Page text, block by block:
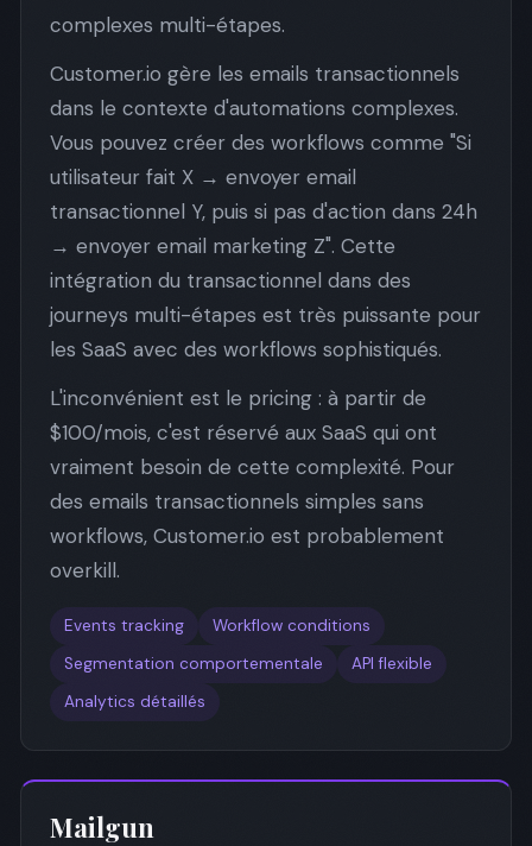
complexes multi-étapes.
Customer.io gère les emails transactionnels
dans le contexte d'automations complexes.
Vous pouvez créer des workflows comme "Si
utilisateur fait X → envoyer email
transactionnel Y, puis si pas d'action dans 24h
→ envoyer email marketing Z". Cette
intégration du transactionnel dans des
journeys multi-étapes est très puissante pour
les SaaS avec des workflows sophistiqués.
L'inconvénient est le pricing : à partir de
$100/mois, c'est réservé aux SaaS qui ont
vraiment besoin de cette complexité. Pour
des emails transactionnels simples sans
workflows, Customer.io est probablement
overkill.
Events tracking
Workflow conditions
Segmentation comportementale
API flexible
Analytics détaillés
Mailgun